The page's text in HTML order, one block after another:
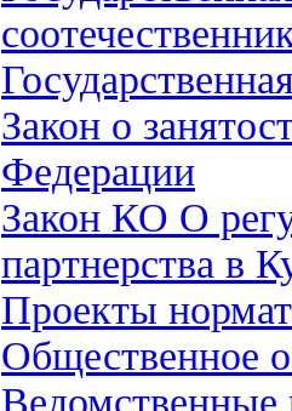
Закон о
Федерации
Закон КО О
партнерства в
Проекты
Общественное
Ведомственные